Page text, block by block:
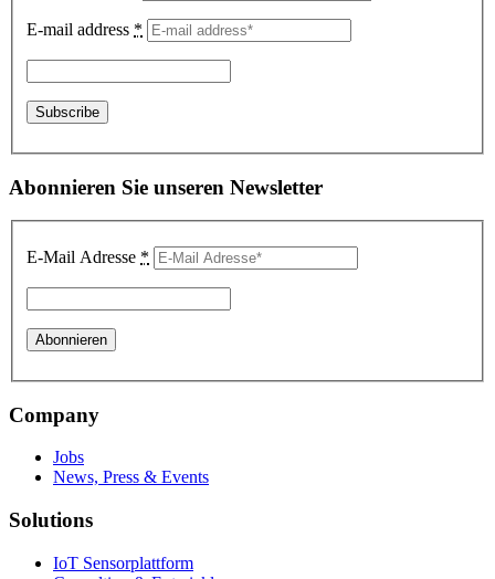
E-mail address *
Abonnieren Sie unseren Newsletter
E-Mail Adresse *
Company
Jobs
News, Press & Events
Solutions
IoT Sensorplattform